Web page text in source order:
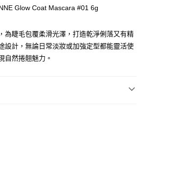
後1-3個工作天送達
Glow Coat Mascara #01 6g
為睫毛包覆柔滑光澤，打造乾淨俐落又有精
設計，無論日常淡妝或加強定型都能靈活使
自然捲翹魅力。